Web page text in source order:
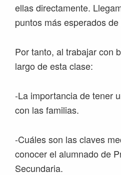
ellas directamente.
puntos más esperados
Por tanto, al trabajar con
largo de esta clase:
-La importancia de tener
con las familias.
-Cuáles son las claves
conocer el alumnado de
Secundaria.